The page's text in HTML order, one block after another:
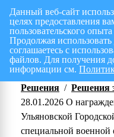
Перспективный
Решения / Решения
28.01.2026 О
Ульяновской
специальной военной
Данный веб-сайт
целях предоставления
пользовательского
Продолжая
соглашаетесь с
файлов. Для получения
информации см.